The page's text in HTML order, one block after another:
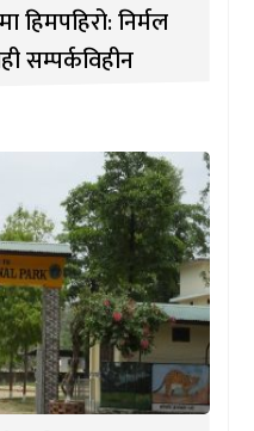
हिमपहिरो: निर्मल
सम्पर्कविहीन